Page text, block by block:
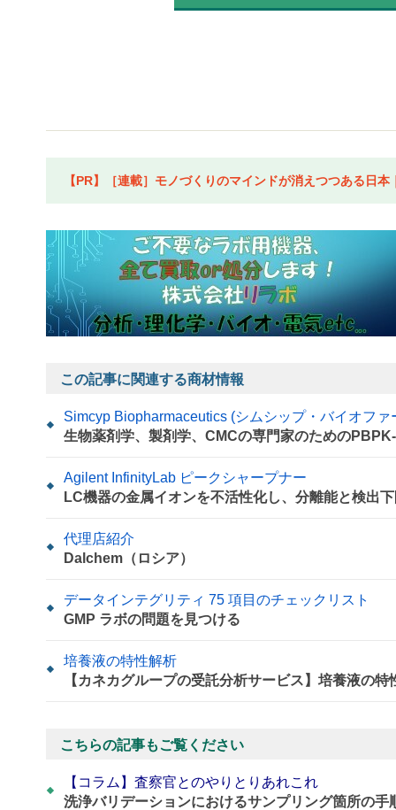
【PR】［連載］モノづくりのマインドが消えつつある日
この記事に関連する商材情報
Simcyp Biopharmaceutics (シムシップ・バイオフ
生物薬剤学、製剤学、CMCの専門家のための
Agilent InfinityLab ピークシャープナー
LC機器の金属イオンを不活性化し、分離能と検出
代理店紹介
Dalchem（ロシア）
データインテグリティ 75 項目のチェックリスト
GMP ラボの問題を見つける
培養液の特性解析
【カネカグループの受託分析サービス】培養液の特
こちらの記事もご覧ください
【コラム】査察官とのやりとりあれこれ
洗浄バリデーションにおけるサンプリング箇所の手